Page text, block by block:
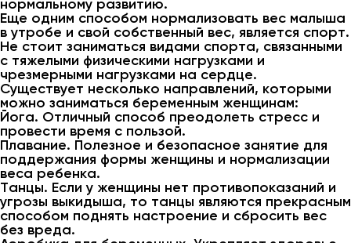
нормальному развитию.
Еще одним способом нормализовать вес малыша
в утробе и свой собственный вес, является спорт.
Не стоит заниматься видами спорта, связанными
с тяжелыми физическими нагрузками и
чрезмерными нагрузками на сердце.
Существует несколько направлений, которыми
можно заниматься беременным женщинам:
Йога. Отличный способ преодолеть стресс и
провести время с пользой.
Плавание. Полезное и безопасное занятие для
поддержания формы женщины и нормализации
веса ребенка.
Танцы. Если у женщины нет противопоказаний и
угрозы выкидыша, то танцы являются прекрасным
способом поднять настроение и сбросить вес
без вреда.